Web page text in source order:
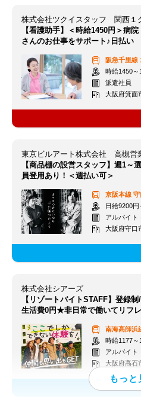
【看護助手】＜時給1450円＞病
さんのお仕事をサポート♪日払い
阪急千里線
時給1450～
派遣社員
大阪府箕面
【商品棚の設営スタッフ】週1
員登用あり！＜週払い可＞
京阪本線 守
日給9200円～1
アルバイト
大阪府守口
株式会社シアーズ
【リゾートバイトSTAFF】登録
生活費0円★非日常で働いてリフ
南海高師浜
時給1177～
アルバイト
大阪府高石